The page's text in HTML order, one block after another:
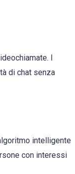
I
di chat senza
intelligente
con interessi